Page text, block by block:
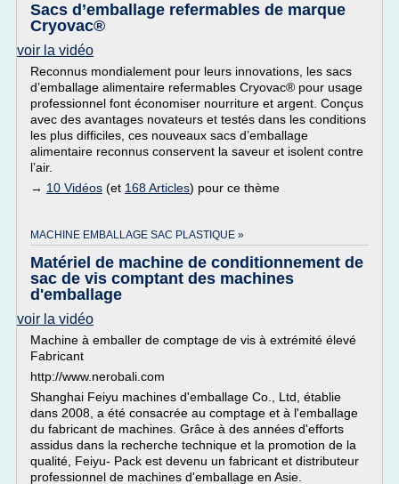
Sacs d’emballage refermables de marque
Cryovac®
voir la vidéo
Reconnus mondialement pour leurs innovations, les sacs
d’emballage alimentaire refermables Cryovac® pour usage
professionnel font économiser nourriture et argent. Conçus
avec des avantages novateurs et testés dans les conditions
les plus difficiles, ces nouveaux sacs d’emballage
alimentaire reconnus conservent la saveur et isolent contre
l’air.
→ 10 Vidéos (et 168 Articles) pour ce thème
MACHINE EMBALLAGE SAC PLASTIQUE »
Matériel de machine de conditionnement de
sac de vis comptant des machines
d'emballage
voir la vidéo
Machine à emballer de comptage de vis à extrémité élevé
Fabricant
http://www.nerobali.com
Shanghai Feiyu machines d'emballage Co., Ltd, établie
dans 2008, a été consacrée au comptage et à l'emballage
du fabricant de machines. Grâce à des années d'efforts
assidus dans la recherche technique et la promotion de la
qualité, Feiyu- Pack est devenu un fabricant et distributeur
professionnel de machines d'emballage en Asie.